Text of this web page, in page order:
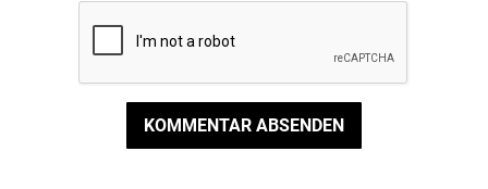
KOMMENTAR ABSENDEN